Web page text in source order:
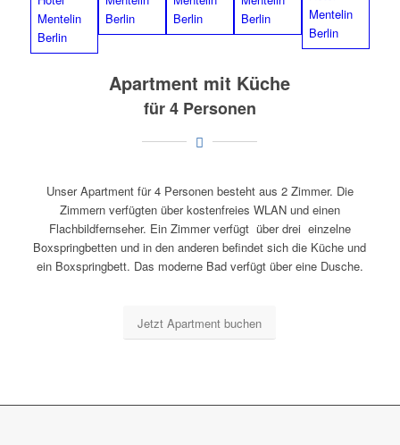
Apartment mit Küche
für 4 Personen
Unser Apartment für 4 Personen besteht aus 2 Zimmer. Die
Zimmern verfügten über kostenfreies WLAN und einen
Flachbildfernseher. Ein Zimmer verfügt über drei einzelne
Boxspringbetten und in den anderen befindet sich die Küche und
ein Boxspringbett. Das moderne Bad verfügt über eine Dusche.
Jetzt Apartment buchen